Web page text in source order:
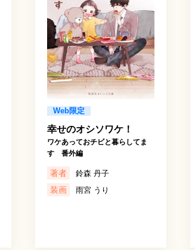
Web限定
幸せのオシソワケ！
ワケあっておチビと暮らしてま
す 番外編
著者 鈴森 丹子
装画 雨宮 うり